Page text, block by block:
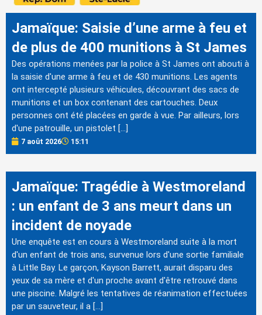
Jamaïque: Saisie d’une arme à feu et
de plus de 400 munitions à St James
Des opérations menées par la police à St James ont abouti à
la saisie d'une arme à feu et de 430 munitions. Les agents
ont intercepté plusieurs véhicules, découvrant des sacs de
munitions et un box contenant des cartouches. Deux
personnes ont été placées en garde à vue. Par ailleurs, lors
d'une patrouille, un pistolet […]
7 août 2026 15:11
Jamaïque: Tragédie à Westmoreland
: un enfant de 3 ans meurt dans un
incident de noyade
Une enquête est en cours à Westmoreland suite à la mort
d'un enfant de trois ans, survenue lors d'une sortie familiale
à Little Bay. Le garçon, Kayson Barrett, aurait disparu des
yeux de sa mère et d'un proche avant d'être retrouvé dans
une piscine. Malgré les tentatives de réanimation effectuées
par un sauveteur, il a […]